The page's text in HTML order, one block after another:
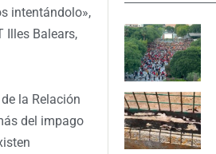
intentándolo»,
Illes Balears,
la Relación
del impago